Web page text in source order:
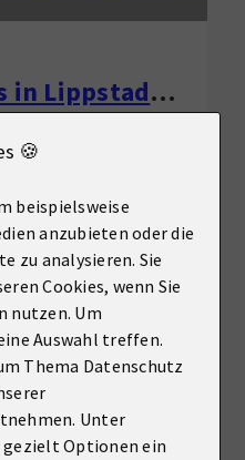
Einfamilienhaus in Lippstadt zu verkaufen!
6
Mehr erfahren
🍪
beispielsweise
anzubieten oder die
zu analysieren. Sie
Cookies, wenn Sie
nutzen. Um
Auswahl treffen.
Thema Datenschutz
Unter
Optionen ein